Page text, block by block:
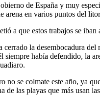
de España y muy
en varios puntos del
a que estos trabajos se
la desembocadura
siempre había defendido, la
no se colmate este año, ya
las playas que más usan